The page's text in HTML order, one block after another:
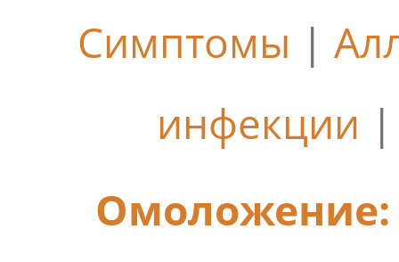
Симптомы |
инфекции
Омоложение: